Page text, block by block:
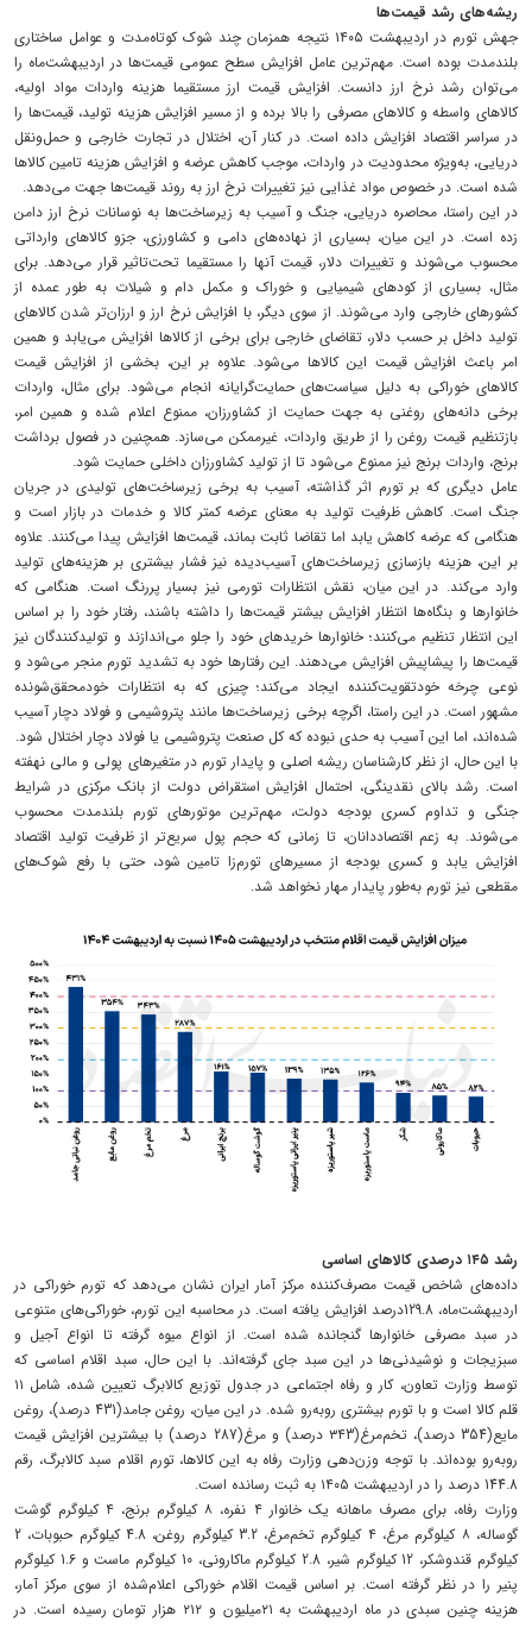
ریشه‌های رشد قیمت‌ها
جهش تورم در اردیبهشت ۱۴۰۵ نتیجه همزمان چند شوک کوتاه‌مدت و عوامل ساختاری
بلندمدت بوده است. مهم‌ترین عامل افزایش سطح عمومی قیمت‌ها در اردیبهشت‌ماه را
می‌توان رشد نرخ ارز دانست. افزایش قیمت ارز مستقیما هزینه واردات مواد اولیه،
کالاهای واسطه و کالاهای مصرفی را بالا برده و از مسیر افزایش هزینه تولید، قیمت‌ها را
در سراسر اقتصاد افزایش داده است. در کنار آن، اختلال در تجارت خارجی و حمل‌ونقل
دریایی، به‌ویژه محدودیت در واردات، موجب کاهش عرضه و افزایش هزینه تامین کالاها
شده است. در خصوص مواد غذایی نیز تغییرات نرخ ارز به روند قیمت‌ها جهت می‌دهد.
در این راستا، محاصره دریایی، جنگ و آسیب به زیرساخت‌ها به نوسانات نرخ ارز دامن
زده است. در این میان، بسیاری از نهاده‌های دامی و کشاورزی، جزو کالاهای وارداتی
محسوب می‌شوند و تغییرات دلار، قیمت آنها را مستقیما تحت‌تاثیر قرار می‌دهد. برای
مثال، بسیاری از کودهای شیمیایی و خوراک و مکمل دام و شیلات به طور عمده از
کشورهای خارجی وارد می‌شوند. از سوی دیگر، با افزایش نرخ ارز و ارزان‌تر شدن کالاهای
تولید داخل بر حسب دلار، تقاضای خارجی برای برخی از کالاها افزایش می‌یابد و همین
امر باعث افزایش قیمت این کالا‌ها می‌شود. علاوه بر این، بخشی از افزایش قیمت
کالاهای خوراکی به دلیل سیاست‌های حمایت‌گرایانه انجام می‌شود. برای مثال، واردات
برخی دانه‌های روغنی به جهت حمایت از کشاورزان، ممنوع اعلام شده و همین امر،
بازتنظیم قیمت روغن را از طریق واردات، غیرممکن می‌سازد. همچنین در فصول برداشت
برنج، واردات برنج نیز ممنوع می‌شود تا از تولید کشاورزان داخلی حمایت شود.
عامل دیگری که بر تورم اثر گذاشته، آسیب به برخی زیرساخت‌های تولیدی در جریان
جنگ است. کاهش ظرفیت تولید به معنای عرضه کمتر کالا و خدمات در بازار است و
هنگامی که عرضه کاهش یابد اما تقاضا ثابت بماند، قیمت‌ها افزایش پیدا می‌کنند. علاوه
بر این، هزینه بازسازی زیرساخت‌های آسیب‌دیده نیز فشار بیشتری بر هزینه‌های تولید
وارد می‌کند. در این میان، نقش انتظارات تورمی نیز بسیار پررنگ است. هنگامی که
خانوارها و بنگاه‌ها انتظار افزایش بیشتر قیمت‌ها را داشته باشند، رفتار خود را بر اساس
این انتظار تنظیم می‌کنند؛ خانوارها خریدهای خود را جلو می‌اندازند و تولیدکنندگان نیز
قیمت‌ها را پیشاپیش افزایش می‌دهند. این رفتارها خود به تشدید تورم منجر می‌شود و
نوعی چرخه خودتقویت‌کننده ایجاد می‌کند؛ چیزی که به انتظارات خودمحقق‌شونده
مشهور است. در این راستا، اگرچه برخی زیرساخت‌ها مانند پتروشیمی و فولاد دچار آسیب
شده‌اند، اما این آسیب به حدی نبوده که کل صنعت پتروشیمی یا فولاد دچار اختلال شود.
با این حال، از نظر کارشناسان ریشه اصلی و پایدار تورم در متغیرهای پولی و مالی نهفته
است. رشد بالای نقدینگی، احتمال افزایش استقراض دولت از بانک مرکزی در شرایط
جنگی و تداوم کسری بودجه دولت، مهم‌ترین موتورهای تورم بلندمدت محسوب
می‌شوند. به زعم اقتصاددانان، تا زمانی که حجم پول سریع‌تر از ظرفیت تولید اقتصاد
افزایش یابد و کسری بودجه از مسیرهای تورم‌زا تامین شود، حتی با رفع شوک‌های
مقطعی نیز تورم به‌طور پایدار مهار نخواهد شد.
رشد ۱۴۵ درصدی کالا‌های اساسی
داده‌های شاخص قیمت مصرف‌کننده مرکز آمار ایران نشان می‌دهد که تورم خوراکی در
اردیبهشت‌ماه، 129.8درصد افزایش یافته است. در محاسبه این تورم، خوراکی‌های متنوعی
در سبد مصرفی خانوارها گنجانده شده است. از انواع میوه گرفته تا انواع آجیل و
سبزیجات و نوشیدنی‌ها در این سبد جای گرفته‌اند. با این حال، سبد اقلام اساسی که
توسط وزارت تعاون، کار و رفاه اجتماعی در جدول توزیع کالابرگ تعیین شده، شامل ۱۱
قلم کالا است و با تورم بیشتری روبه‌رو شده. در این میان، روغن جامد(431 درصد)، روغن
مایع(354 درصد)، تخم‌مرغ(۳۴3 درصد) و مرغ(287 درصد) با بیشترین افزایش قیمت
روبه‌رو بوده‌اند. با توجه وزن‌دهی وزارت رفاه به این کالا‌ها، تورم اقلام سبد کالابرگ، رقم
144.8 درصد را در اردیبهشت ۱۴۰۵ به ثبت رسانده است.
وزارت رفاه، برای مصرف ماهانه یک خانوار ۴ نفره، ۸ کیلوگرم برنج، ۴ کیلوگرم گوشت
گوساله، ۸ کیلوگرم مرغ، ۴ کیلوگرم تخم‌مرغ، 3.2 کیلوگرم روغن، 4.8 کیلوگرم حبوبات، 2
کیلوگرم قندوشکر، 12 کیلوگرم شیر، 2.8 کیلوگرم ماکارونی، 10 کیلوگرم ماست و 1.6 کیلوگرم
پنیر را در نظر گرفته است. بر اساس قیمت اقلام خوراکی اعلام‌شده از سوی مرکز آمار،
هزینه چنین سبدی در ماه اردیبهشت به ۲۱‌میلیون و ۲۱۲ هزار تومان رسیده است. در